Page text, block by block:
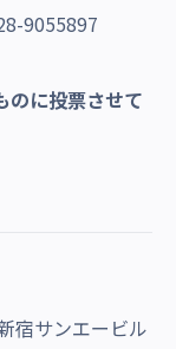
のに投票させて
宿サンエービル